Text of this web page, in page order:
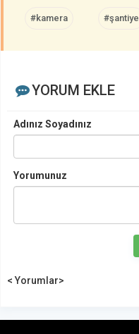
#kamera #şantiye
YORUM EKLE
Adınız Soyadınız
Yorumunuz
< Yorumlar>